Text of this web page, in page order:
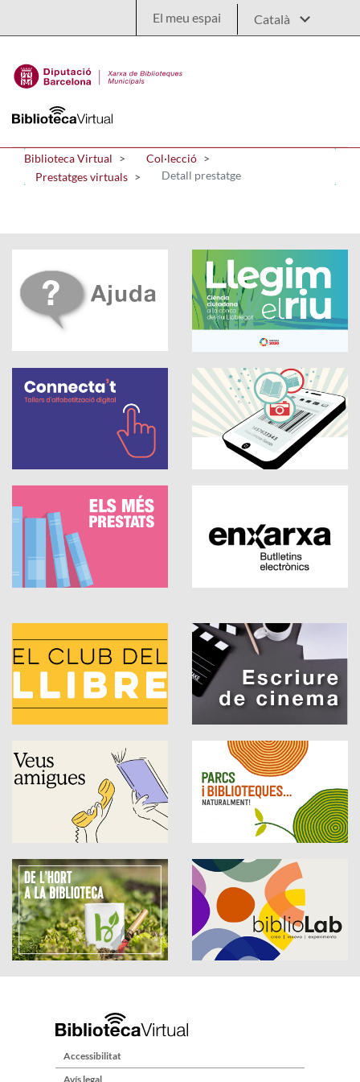
El meu espai
Biblioteca Virtual
Col·lecció
Prestatges virtuals
Detall prestatge
Accessibilitat
Avís legal